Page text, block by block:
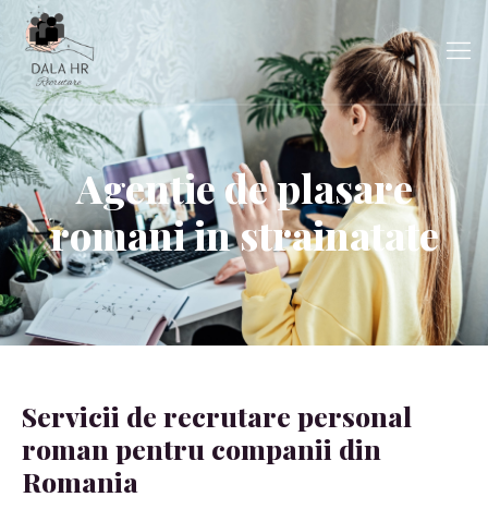
Agentie de plasare
romani in strainatate
Servicii de recrutare personal
roman pentru companii din
Romania